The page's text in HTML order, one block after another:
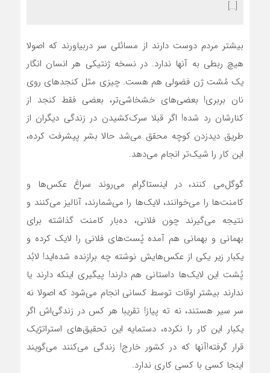
[…]
بیشتر مردم دوست دارند از مسائلی سر دربیاورند که اصولا
هیچ ربطی به آنها ندارد. در نسخه ژنتیکی هر انسان انگار
یک مُشت ژن فضولی هم هست. چیزی مثل کنجدهای روی
نان بربری! بعضی‌های خشخاشی‌تر، بعضی فقط کنجد از
کنارشان رد شده! اگر قبلا سرک‌کشیدن در زندگی دیگران از
طریق دیدزدن کوچه محقق می‌شد حالا بشر پیشرفت کرده،
این کار را شیک‌تر انجام می‌دهد.
گوگل‌می کنند، در اینستاگرام می‌روند سراغ عکس‌ها و
کامنت‌ها را می‌خوانند، لایک‌ها را می‌شمارند، آنالیز می‌کنند و
نتیجه می‌گیرند چون فلانی، ده‌بار کامنت گذاشته برای
بهمانی و بهمانی هم آمده پُست‌های فلانی را لایک کرده و
یکبار زیر یکی از عکس‌هایش نوشته چه برازنده شده‌اید! لابُد
پُشت این لایک‌ها داستانی هم دارند! پیگیری اینکه دارند یا
ندارند بیشتر اوقات توسط کسانی انجام می‌شود که اصولا نه
سر سیر هستند، نه ته پیاز! تقریبا هر کس در زندگی‌اش اگر
یکبار این کار را نکرده، دستمایه این تحقیق‌های استراتژیک
قرار گرفته!آنها که در کشور خارج! زندگی می‌کنند می‌گویند
اینجا کسی با کسی کاری ندارد.